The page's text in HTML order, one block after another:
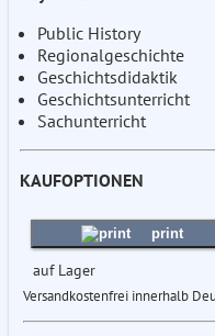
Public History
Regionalgeschichte
Geschichtsdidaktik
Geschichtsunterricht
Sachunterricht
KAUFOPTIONEN
print
auf Lager
Versandkostenfrei innerhalb